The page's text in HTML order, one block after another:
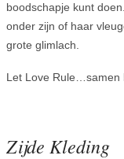
boodschapje kunt
onder zijn of haar
grote glimlach.
Let Love Rule…samen
Zijde Kleding